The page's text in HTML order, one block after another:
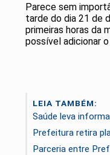
Parece sem
tarde do dia 21 de
primeiras horas da
possível adicionar
LEIA TAMBÉM:
Saúde leva
Prefeitura retira
Parceria entre